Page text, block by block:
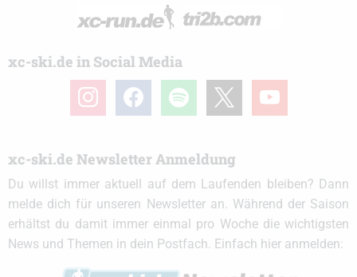
xc-ski.de in Social Media
instagramfacebook spotify youtube
xc-ski.de Newsletter Anmeldung
Du willst immer aktuell auf dem Laufenden bleiben? Dann
melde dich für unseren Newsletter an. Während der Saison
erhältst du damit immer einmal pro Woche die wichtigsten
News und Themen in dein Postfach. Einfach hier anmelden: